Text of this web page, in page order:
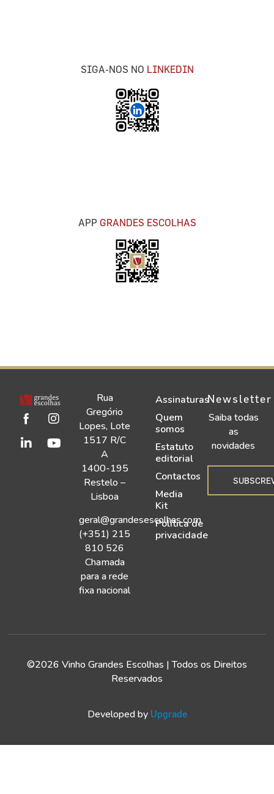
SIGA-NOS NO LINKEDIN
APP GRANDES ESCOLHAS
Rua
Gregório
Lopes, Lote
1517 R/C
A
1400-195
Restelo –
Lisboa
geral@grandesescolhas.com
(+351) 215
810 526
Chamada
para a rede
fixa nacional
Assinaturas
Quem
somos
Estatuto
editorial
Contactos
Media
Kit
Política de
privacidade
Newsletter
Saiba todas
as
novidades
©2026 Vinho Grandes Escolhas | Todos os Direitos
Reservados
Developed by Upgrade